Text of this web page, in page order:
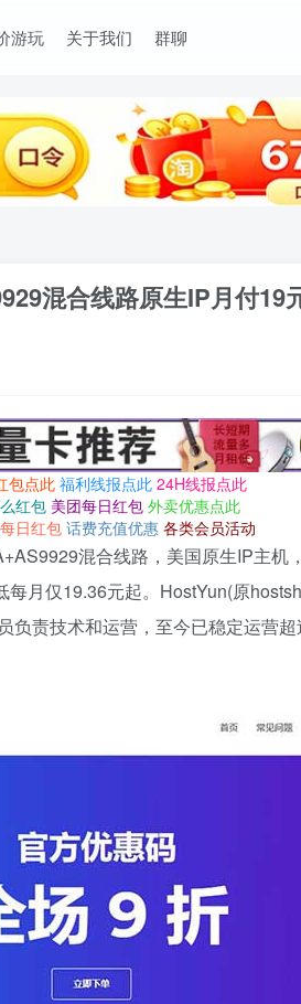
游玩 关于我们 群聊
混合线路原生IP月付19
包点此 福利线报点此 24H线报点此
红包 美团每日红包 外卖优惠点此
日红包 话费充值优惠 各类会员活动
混合线路，美国原生IP主机
月仅19.36元起。HostYun(原
负责技术和运营，至今已稳定运营